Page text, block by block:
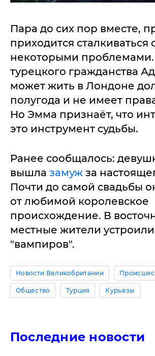
Пара до сих пор вместе,
приходится сталкиваться
некоторыми проблемами.
турецкого гражданства
может жить в Лондоне
полугода и не имеет
Но Эмма признаёт, что
это инструмент судьбы.
Ранее сообщалось:
вышла замуж за
Почти до самой свадьбы
от любимой королевское
происхождение. В
местные жители устроили
"вампиров".
Новости Великобритании
Общество Турция Курьезы
Последние новости